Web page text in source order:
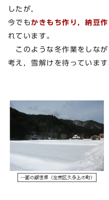
したが，
今でも かきもち作り，納豆
れています。
このような冬作業をしな
考え，雪解けを待っています